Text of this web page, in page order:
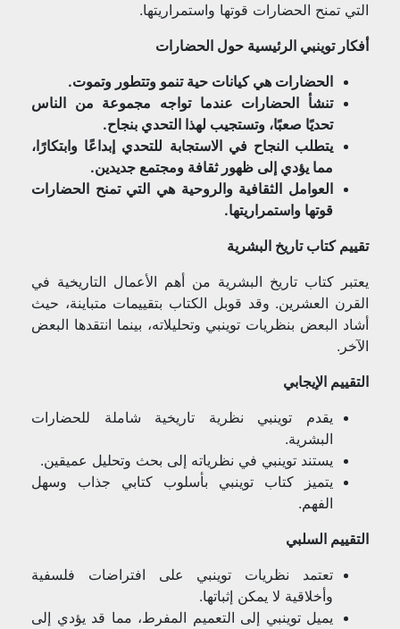
التي تمنح الحضارات قوتها واستمراريتها.
أفكار توينبي الرئيسية حول الحضارات
الحضارات هي كيانات حية تنمو وتتطور وتموت.
تنشأ الحضارات عندما تواجه مجموعة من الناس
تحديًا صعبًا، وتستجيب لهذا التحدي بنجاح.
يتطلب النجاح في الاستجابة للتحدي إبداعًا وابتكارًا،
مما يؤدي إلى ظهور ثقافة ومجتمع جديدين.
العوامل الثقافية والروحية هي التي تمنح الحضارات
قوتها واستمراريتها.
تقييم كتاب تاريخ البشرية
يعتبر كتاب تاريخ البشرية من أهم الأعمال التاريخية في
القرن العشرين. وقد قوبل الكتاب بتقييمات متباينة، حيث
أشاد البعض بنظريات توينبي وتحليلاته، بينما انتقدها البعض
الآخر.
التقييم الإيجابي
يقدم توينبي نظرية تاريخية شاملة للحضارات
البشرية.
يستند توينبي في نظرياته إلى بحث وتحليل عميقين.
يتميز كتاب توينبي بأسلوب كتابي جذاب وسهل
الفهم.
التقييم السلبي
تعتمد نظريات توينبي على افتراضات فلسفية
وأخلاقية لا يمكن إثباتها.
يميل توينبي إلى التعميم المفرط، مما قد يؤدي إلى